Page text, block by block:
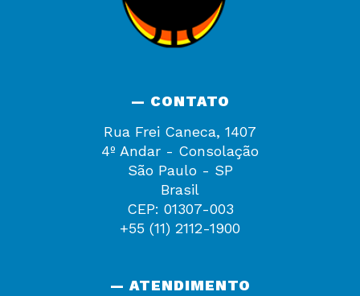
— CONTATO
Rua Frei Caneca, 1407
4º Andar - Consolação
São Paulo - SP
Brasil
CEP: 01307-003
+55 (11) 2112-1900
— ATENDIMENTO